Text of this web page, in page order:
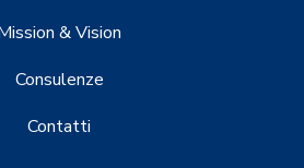
& Vision
Consulenze
Contatti